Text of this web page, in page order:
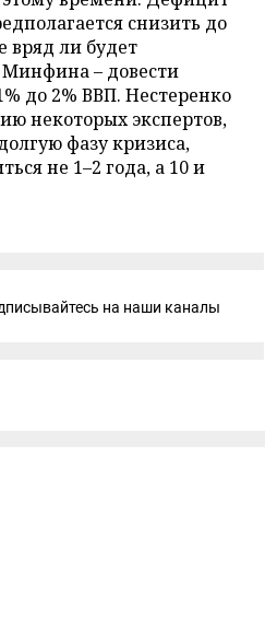
снизить до
вряд ли будет
– довести
до 2% ВВП. Нестеренко
некоторых экспертов,
фазу кризиса,
не 1–2 года, а 10 и
на наши каналы